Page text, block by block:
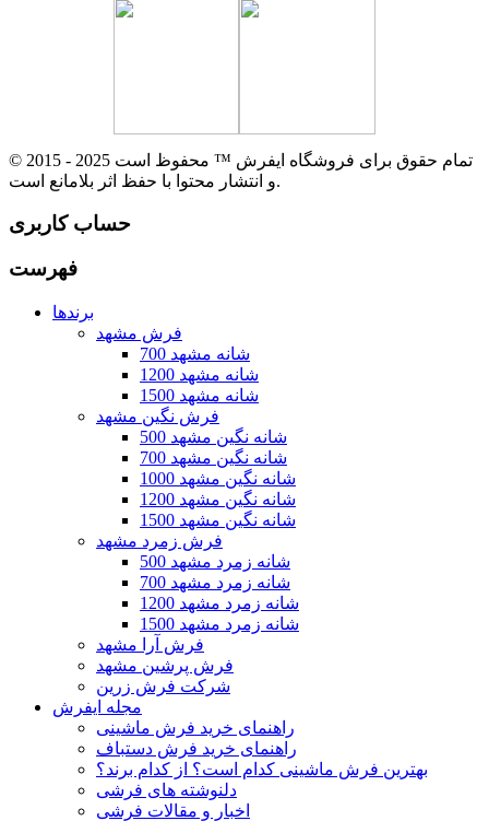
© 2015 - 2025 تمام حقوق برای فروشگاه ایفرش ™ محفوظ است
و انتشار محتوا با حفظ اثر بلامانع است.
حساب کاربری
فهرست
برندها
فرش مشهد
700 شانه مشهد
1200 شانه مشهد
1500 شانه مشهد
فرش نگین مشهد
500 شانه نگین مشهد
700 شانه نگین مشهد
1000 شانه نگین مشهد
1200 شانه نگین مشهد
1500 شانه نگین مشهد
فرش زمرد مشهد
500 شانه زمرد مشهد
700 شانه زمرد مشهد
1200 شانه زمرد مشهد
1500 شانه زمرد مشهد
فرش آرا مشهد
فرش پرشین مشهد
شرکت فرش زرین
مجله ایفرش
راهنمای خرید فرش ماشینی
راهنمای خرید فرش دستباف
بهترین فرش ماشینی کدام است؟ از کدام برند؟
دلنوشته های فرشی
اخبار و مقالات فرشی